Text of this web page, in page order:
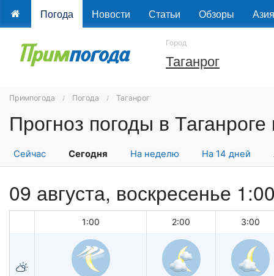
Погода Новости Статьи Обзоры Азия
Город
Таганрог
Примпогода Погода Таганрог
Сейчас Сегодня На неделю На 14 дней
09 августа, воскресенье
1:00 2:00 3:00